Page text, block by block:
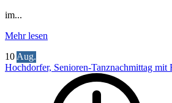
im...
Mehr lesen
10 Aug.
Hochdorfer, Senioren-Tanznachmittag mit